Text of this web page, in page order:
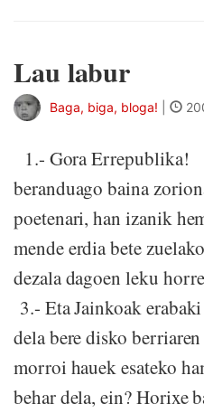
Lau labur
Baga, biga, bloga!
1.- Gora Errepublika!
beranduago baina
poetenari, han izanik
mende erdia bete
dezala dagoen leku
3.- Eta Jainkoak
dela bere disko
morroi hauek esateko
behar dela, ein? Horixe